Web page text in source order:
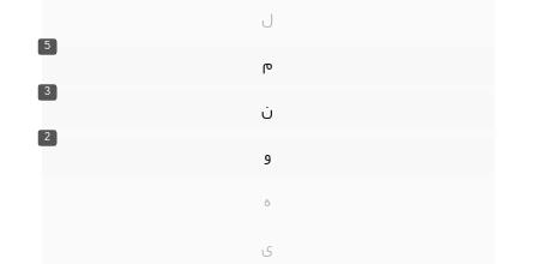
ل
5
م
3
ن
2
و
ه
ی